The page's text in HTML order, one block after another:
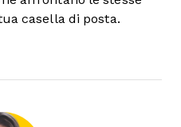
casella di posta.